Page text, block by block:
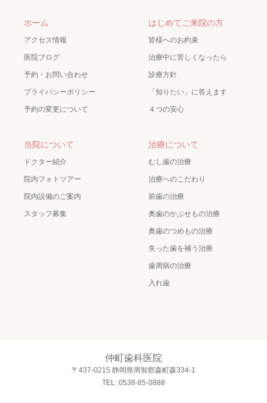
ホーム
アクセス情報
医院ブログ
予約・お問い合わせ
プライバシーポリシー
予約の変更について
はじめてご来院の方
皆様へのお約束
治療中に苦しくなったら
診療方針
「知りたい」に答えます
４つの安心
当院について
ドクター紹介
院内フォトツアー
院内設備のご案内
スタッフ募集
治療について
むし歯の治療
治療へのこだわり
前歯の治療
奥歯のかぶせもの治療
奥歯のつめもの治療
失った歯を補う治療
歯周病の治療
入れ歯
仲町歯科医院
〒437-0215 静岡県周智郡森町森334-1
TEL: 0538-85-0888